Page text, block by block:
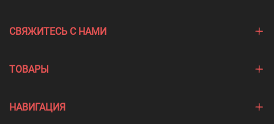
СВЯЖИТЕСЬ С НАМИ
ТОВАРЫ
НАВИГАЦИЯ